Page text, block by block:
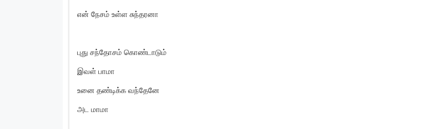
என் நேசம் உள்ள சுந்தரனா
புது சந்தோசம் கொண்டாடும்
இவள் பாமா
உனை தண்டிக்க வந்தேனே
அட மாமா